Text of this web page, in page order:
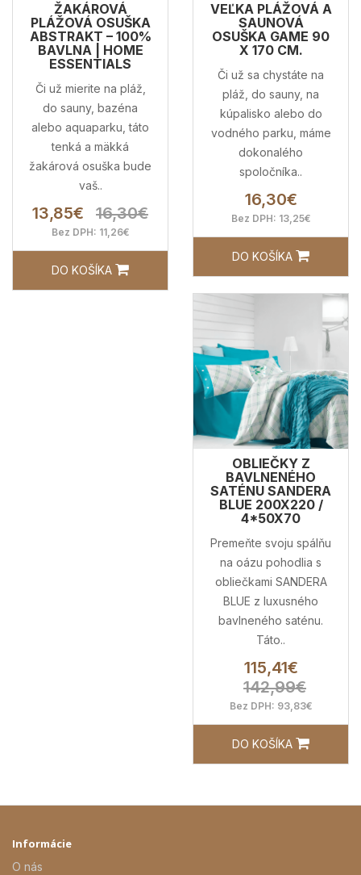
ŽAKÁROVÁ
PLÁŽOVÁ OSUŠKA
ABSTRAKT – 100%
BAVLNA | HOME
ESSENTIALS
Či už mierite na pláž,
do sauny, bazéna
alebo aquaparku, táto
tenká a mäkká
žakárová osuška bude
vaš..
13,85€ 16,30€
Bez DPH: 11,26€
DO KOŠÍKA
VEĽKA PLÁŽOVÁ A
SAUNOVÁ
OSUŠKA GAME 90
X 170 CM.
Či už sa chystáte na
pláž, do sauny, na
kúpalisko alebo do
vodného parku, máme
dokonalého
spoločníka..
16,30€
Bez DPH: 13,25€
DO KOŠÍKA
OBLIEČKY Z
BAVLNENÉHO
SATÉNU SANDERA
BLUE 200X220 /
4*50X70
Premeňte svoju spálňu
na oázu pohodlia s
obliečkami SANDERA
BLUE z luxusného
bavlneného saténu.
Táto..
115,41€
142,99€
Bez DPH: 93,83€
DO KOŠÍKA
Informácie
O nás